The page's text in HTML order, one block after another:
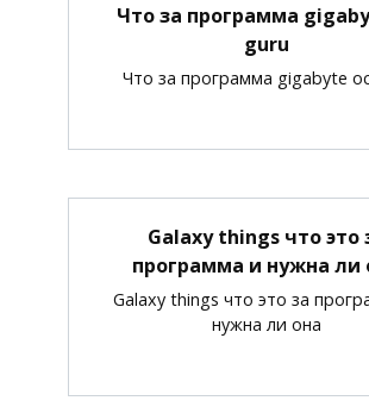
Что за программа
guru
Что за программа gigabyte
Galaxy things что это
программа и нужна ли
Galaxy things что это за
нужна ли она